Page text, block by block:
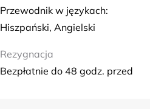
Przewodnik w językach:
Hiszpański, Angielski
Rezygnacja
Bezpłatnie do 48 godz. przed